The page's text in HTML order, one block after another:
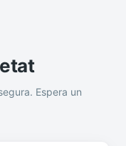
Espera un